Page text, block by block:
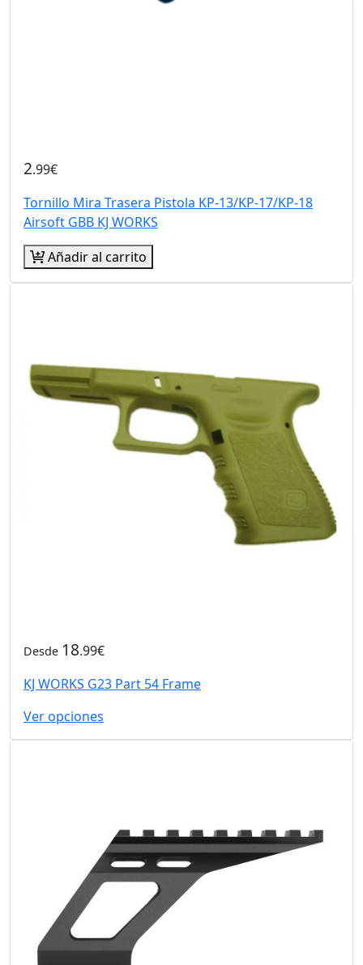
2.99€
Tornillo Mira Trasera Pistola KP-13/KP-17/KP-18
Airsoft GBB KJ WORKS
Añadir al carrito
Desde 18.99€
KJ WORKS G23 Part 54 Frame
Ver opciones